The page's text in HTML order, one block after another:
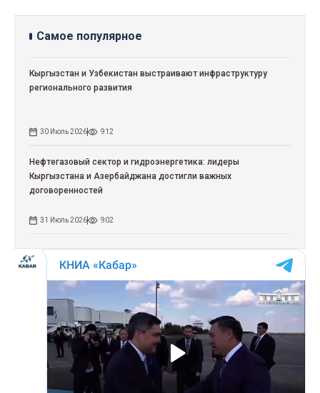
Самое популярное
Кыргызстан и Узбекистан выстраивают инфраструктуру
регионального развития
30 Июль 2026 912
Нефтегазовый сектор и гидроэнергетика: лидеры
Кыргызстана и Азербайджана достигли важных
договоренностей
31 Июль 2026 902